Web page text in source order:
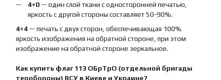
4+0 — один слой ткани с односторонней печатью,
яркость с другой стороны составляет 50-90%.
4+4 — печать с двух сторон, обеспечивающая 100%
яркость изображения на обратной стороне, при этом
изображение на обратной стороне зеркальное.
Как купить флаг 113 ОБрТрО (отдельной бригады
теробороны) ВСУ в Киеве и Украине?